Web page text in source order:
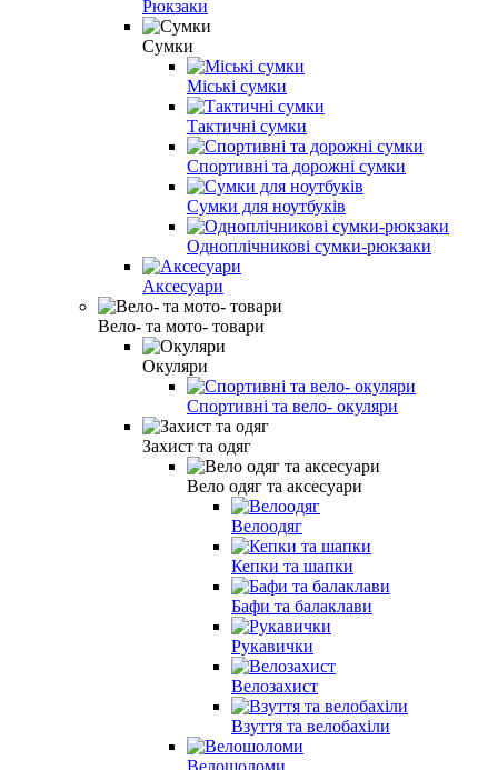
Рюкзаки
Сумки
Міські сумки
Тактичні сумки
Спортивні та дорожні сумки
Сумки для ноутбуків
Одноплічникові сумки-рюкзаки
Аксесуари
Вело- та мото- товари
Окуляри
Спортивні та вело- окуляри
Захист та одяг
Вело одяг та аксесуари
Велоодяг
Кепки та шапки
Бафи та балаклави
Рукавички
Велозахист
Взуття та велобахіли
Велошоломи